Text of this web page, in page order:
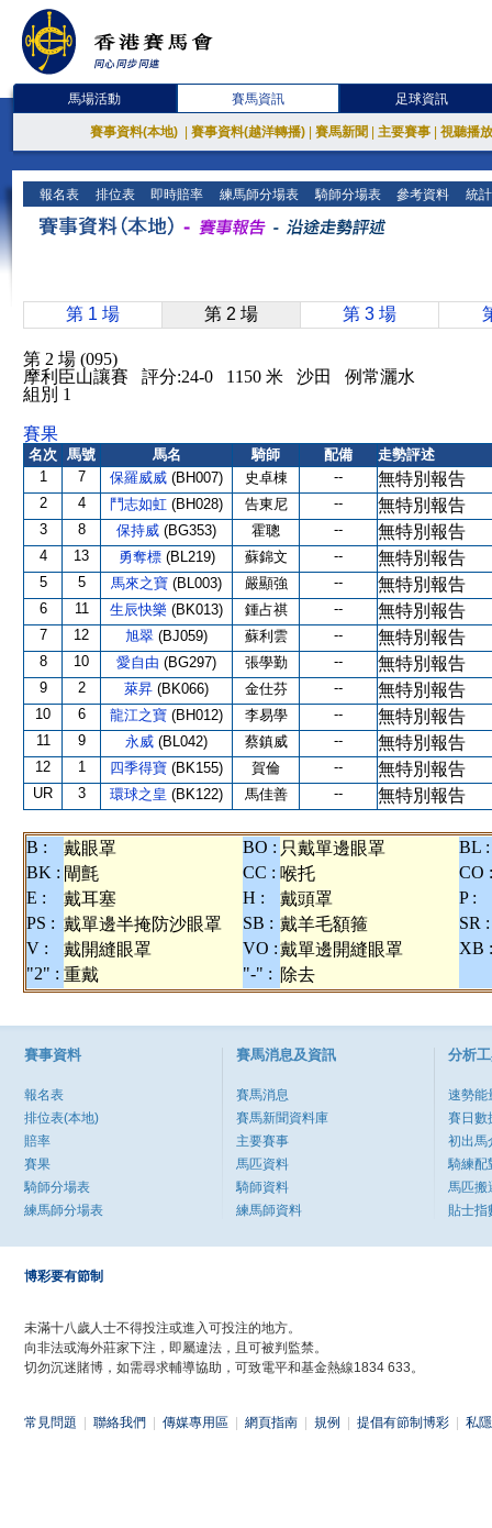
馬場活動 賽馬資訊 足球資訊
賽事資料(本地) 賽事資料(越洋轉播) 賽馬新聞 主要賽事 視聽播
報名表 排位表 即時賠率 練馬師分場表 騎師分場表 參考資料 統
第 1 場 第 2 場 第 3 場
第 2 場 (095)
摩利臣山讓賽 評分:24-0 1150 米 沙田 例常灑水
組別 1
賽果
名次 馬號 馬名 騎師 配備
走勢評述
1
7 保羅威威 (BH007) 史卓棟 -- 無特別報告
2 4 鬥志如虹 (BH028) 告東尼 -- 無特別報告
3 8 保持威 (BG353) 霍聰 -- 無特別報告
4 13 勇奪標 (BL219) 蘇錦文 -- 無特別報告
5 5 馬來之寶 (BL003) 嚴顯強 -- 無特別報告
6 11 生辰快樂 (BK013) 鍾占祺 -- 無特別報告
7 12 旭翠 (BJ059) 蘇利雲 -- 無特別報告
8 10 愛自由 (BG297) 張學勤 -- 無特別報告
9 2 萊昇 (BK066) 金仕芬 -- 無特別報告
10 6 龍江之寶 (BH012) 李易學 -- 無特別報告
11 9 永威 (BL042) 蔡鎮威 -- 無特別報告
12 1 四季得寶 (BK155) 賀倫 -- 無特別報告
UR 3 環球之皇 (BK122) 馬佳善 -- 無特別報告
B : 戴眼罩 BO : 只戴單邊眼罩
BL :
BK : 閘氈 CC : 喉托
CO :
E :
戴耳塞 H : 戴頭罩
P :
PS : 戴單邊半掩防沙眼罩 SB : 戴羊毛額箍
SR :
V :
戴開縫眼罩 VO :戴單邊開縫眼罩
XB :
"2" : 重戴 "-" : 除去
賽事資料
報名表
排位表(本地)
賠率
賽果
騎師分場表
練馬師分場表
賽馬消息及資訊
賽馬消息
賽馬新聞資料庫
主要賽事
馬匹資料
騎師資料
練馬師資料
分析
速勢能
賽日數
初出馬
騎練配
馬匹搬
貼士指
博彩要有節制
未滿十八歲人士不得投注或進入可投注的地方。
向非法或海外莊家下注，即屬違法，且可被判監禁。
切勿沉迷賭博，如需尋求輔導協助，可致電平和基金熱線1834 633。
常見問題 聯絡我們 傳媒專用區 網頁指南 規例 提倡有節制博彩 私